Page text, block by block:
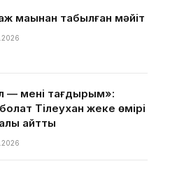
маңынан табылған мәйіт
— менің тағдырым»:
Тілеухан жеке өмірі
айтты